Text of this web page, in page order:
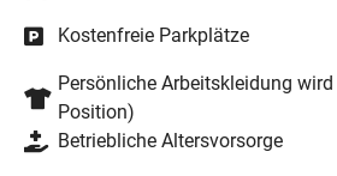
Kostenfreie Parkplätze
Persönliche Arbeitskleidung
Position)
Betriebliche Altersvorsorge